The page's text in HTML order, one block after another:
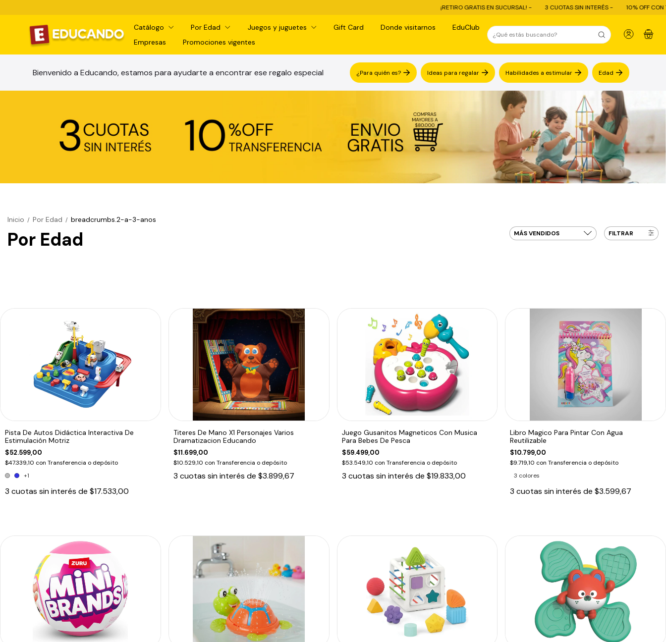
3 CUOTAS SIN INTERÉS - 10% OFF CON TRANSFERENCIA - ENVÍO
Catálogo Por Edad Juegos y juguetes Gift Card Donde visitarnos
EduClub
Empresas
Promociones vigentes
0
Bienvenido a Educando, estamos para ayudarte a encontrar ese regalo especial ¿Para quién es? Ideas para regalar Habilidades a estimular Edad
Inicio / Por Edad / breadcrumbs.2-a-3-anos
Por Edad FILTRAR
Pista De Autos Didáctica Interactiva De
Estimulación Motriz
$52.599,00
$47.339,10 con Transferencia o depósito
+1
3 cuotas sin interés de $17.533,00
Titeres De Mano X1 Personajes Varios
Dramatizacion Educando
$11.699,00
$10.529,10 con Transferencia o depósito
3 cuotas sin interés de $3.899,67
Juego Gusanitos Magneticos Con Musica
Para Bebes De Pesca
$59.499,00
$53.549,10 con Transferencia o depósito
3 cuotas sin interés de $19.833,00
Libro Magico Para Pintar Con Agua
Reutilizable
$10.799,00
$9.719,10 con Transferencia o depósito
3 colores
3 cuotas sin interés de$3.599,67